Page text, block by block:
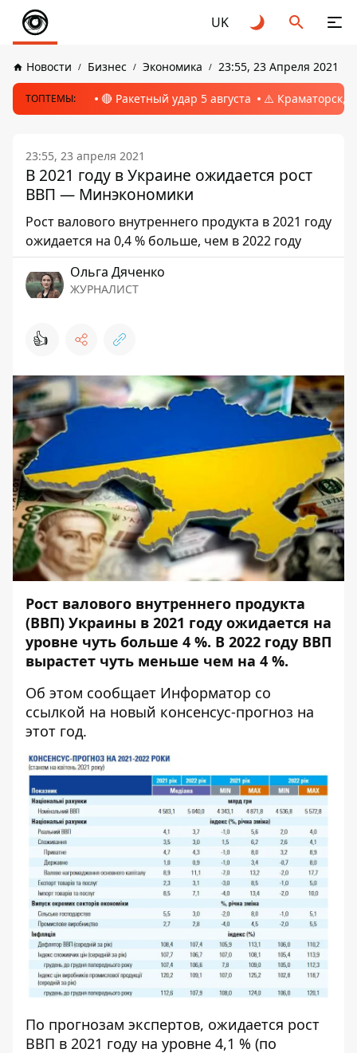
UK
Новости Бизнес Экономика 23:55, 23 Апреля 2021
ТОПТЕМЫ: 🔴 Ракетный удар 5 августа ⚠️ Краматорск,
23:55, 23 апреля 2021
В 2021 году в Украине ожидается рост
ВВП — Минэкономики
Рост валового внутреннего продукта в 2021 году
ожидается на 0,4 % больше, чем в 2022 году
Ольга Дяченко
ЖУРНАЛИСТ
👍
Рост валового внутреннего продукта
(ВВП) Украины в 2021 году ожидается на
уровне чуть больше 4 %. В 2022 году ВВП
вырастет чуть меньше чем на 4 %.
Об этом сообщает Информатор со
ссылкой на новый консенсус-прогноз на
этот год.
По прогнозам экспертов, ожидается рост
ВВП в 2021 году на уровне 4,1 % (по